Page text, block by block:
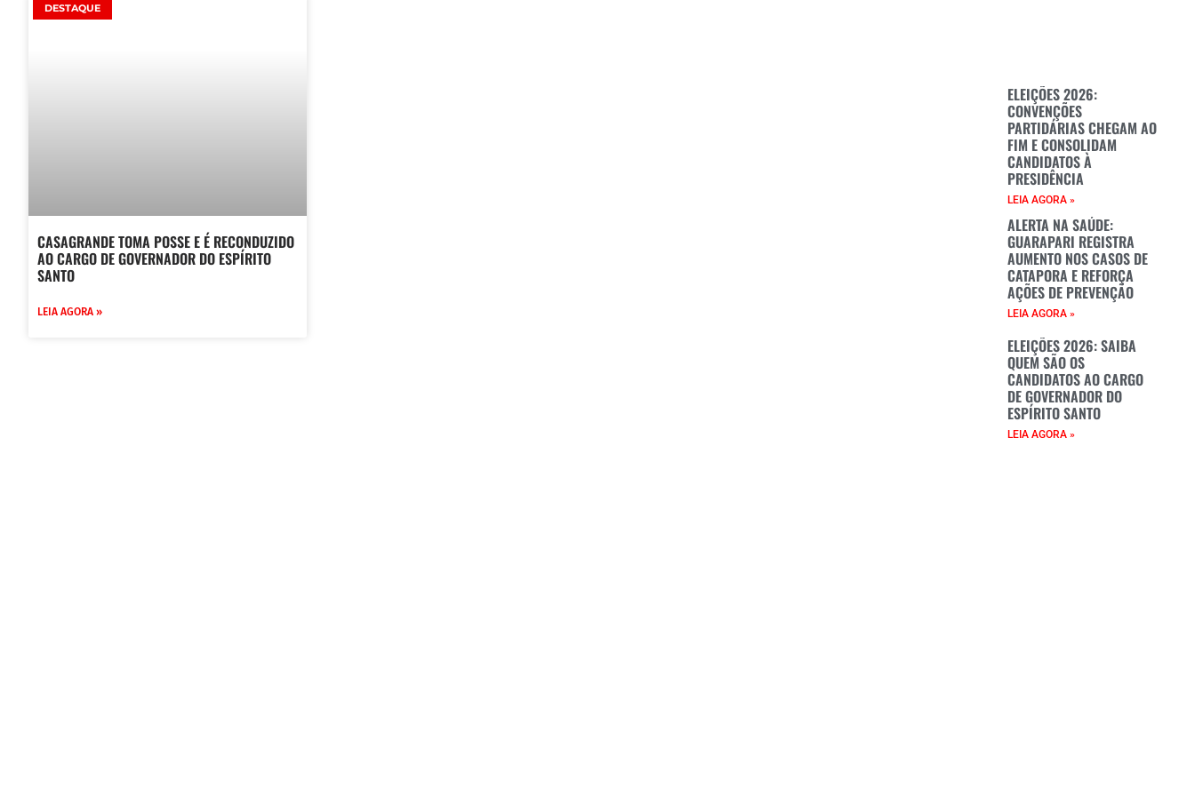
DESTAQUE
CASAGRANDE TOMA POSSE E É RECONDUZIDO
AO CARGO DE GOVERNADOR DO ESPÍRITO
SANTO
LEIA AGORA »
ELEIÇÕES 2026:
CONVENÇÕES
PARTIDÁRIAS CHEGAM AO
FIM E CONSOLIDAM
CANDIDATOS À
PRESIDÊNCIA
LEIA AGORA »
ALERTA NA SAÚDE:
GUARAPARI REGISTRA
AUMENTO NOS CASOS DE
CATAPORA E REFORÇA
AÇÕES DE PREVENÇÃO
LEIA AGORA »
ELEIÇÕES 2026: SAIBA
QUEM SÃO OS
CANDIDATOS AO CARGO
DE GOVERNADOR DO
ESPÍRITO SANTO
LEIA AGORA »